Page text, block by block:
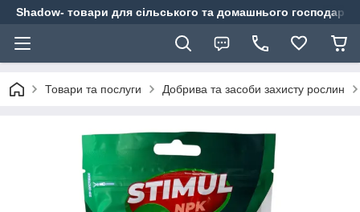
Shadow- товари для сільського та домашнього
Товари та послуги Добрива та засоби захисту рослин